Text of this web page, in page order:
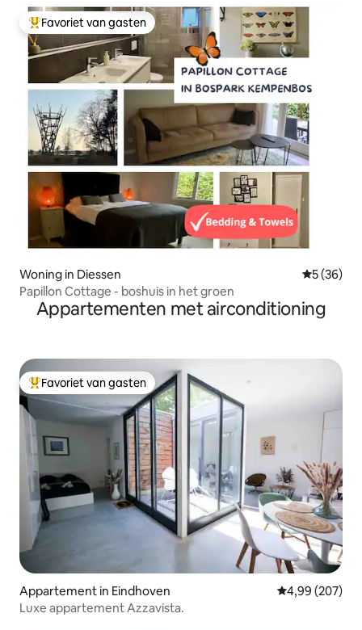
Topfavoriet van gasten
Favoriet van gasten
Woning in Diessen
5 (36)
Papillon Cottage - boshuis in het groen
Appartementen met airconditioning
Topfavoriet van gasten
Favoriet van gasten
Appartement in Eindhoven Gemiddelde
4,99 (207)
Luxe appartement Azzavista.